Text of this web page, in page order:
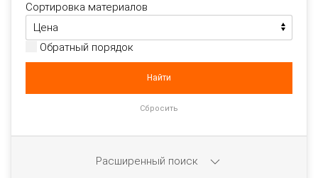
Сортировка материалов
Обратный порядок
Расширенный поиск